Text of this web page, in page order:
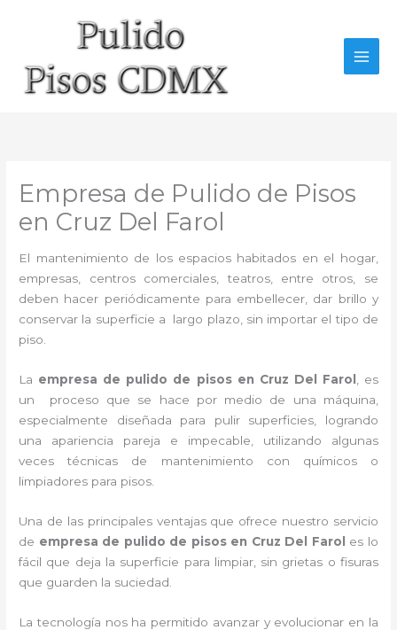
Empresa de Pulido de Pisos
en Cruz Del Farol
El mantenimiento de los espacios habitados en el hogar,
empresas, centros comerciales, teatros, entre otros, se
deben hacer periódicamente para embellecer, dar brillo y
conservar la superficie a largo plazo, sin importar el tipo de
piso.
La empresa de pulido de pisos en Cruz Del Farol
, es
un proceso que se hace por medio de una máquina,
especialmente diseñada para pulir superficies, logrando
una apariencia pareja e impecable, utilizando algunas
veces técnicas de mantenimiento con químicos o
limpiadores para pisos.
Una de las principales ventajas que ofrece nuestro servicio
de empresa de pulido de pisosen Cruz Del Farol es lo
fácil que deja la superficie para limpiar, sin grietas o fisuras
que guarden la suciedad.
La tecnología nos ha permitido avanzar y evolucionar en la